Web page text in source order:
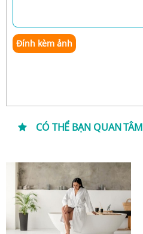
Đính kèm ảnh
CÓ THỂ BẠN QUAN TÂM